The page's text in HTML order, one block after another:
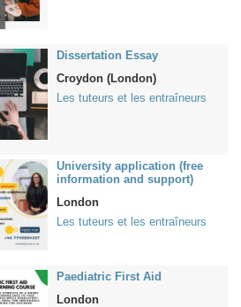
Dissertation Essay
Croydon (London)
Les tuteurs et les entraîneurs
University application (free
information and support)
London
Les tuteurs et les entraîneurs
Paediatric First Aid
London